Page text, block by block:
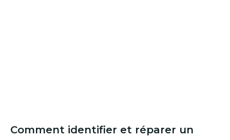
Comment identifier et réparer un